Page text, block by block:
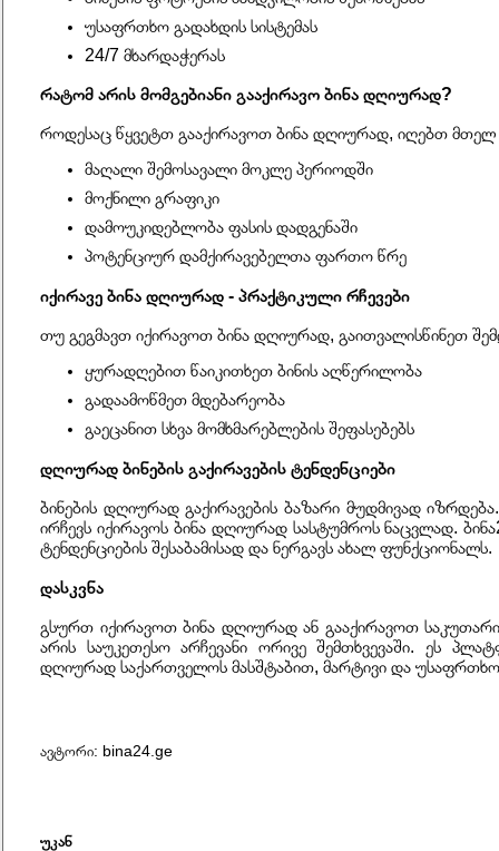
უსაფრთხო გადახდის სისტემას
24/7 მხარდაჭერას
რატომ არის მომგებიანი გააქირავო ბინა დღიურად?
როდესაც წყვეტთ გააქირავოთ ბინა დღიურად, იღებთ მთელ
მაღალი შემოსავალი მოკლე პერიოდში
მოქნილი გრაფიკი
დამოუკიდებლობა ფასის დადგენაში
პოტენციურ დამქირავებელთა ფართო წრე
იქირავე ბინა დღიურად - პრაქტიკული რჩევები
თუ გეგმავთ იქირავოთ ბინა დღიურად, გაითვალისწინეთ
ყურადღებით წაიკითხეთ ბინის აღწერილობა
გადაამოწმეთ მდებარეობა
გაეცანით სხვა მომხმარებლების შეფასებებს
დღიურად ბინების გაქირავების ტენდენციები
ბინების დღიურად გაქირავების ბაზარი მუდმივად
ირჩევს იქირავოს ბინა დღიურად სასტუმროს ნაცვლად.
ტენდენციების შესაბამისად და ნერგავს ახალ ფუნქციონალს.
დასკვნა
გსურთ იქირავოთ ბინა დღიურად ან გააქირავოთ
არის საუკეთესო არჩევანი ორივე შემთხვევაში. ეს
დღიურად საქართველოს მასშტაბით, მარტივი და
ავტორი: bina24.ge
უკან